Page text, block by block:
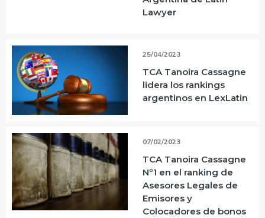
Lawyer
25/04/2023
TCA Tanoira Cassagne
lidera los rankings
argentinos en LexLatin
07/02/2023
TCA Tanoira Cassagne
Nº1 en el ranking de
Asesores Legales de
Emisores y
Colocadores de bonos